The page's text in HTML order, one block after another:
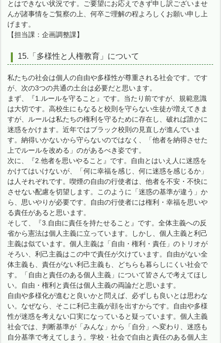
とはできない状況です。ご要望にお応えできず申し訳ございませ
んが諸事情をご覧察の上、何卒ご理解の程よろしくお願い申し上
げます。
【担当課：企画調整課】
15.「多様性と人権教育」について
私たちの社会は個人の自由や多様性が尊重される社会です。です
が、次の3つの共通の土台は必要だと思います。
まず、『1.ルールを守ること』です。当たり前ですが、規範意識
は大切です。高校生にもなると校則を守らない生徒が増えてきま
すが、ルールは私たちの権利を守るために存在し、破れば誰かに
迷惑をかけます。近年ではブラック校則の見直しが進んでいま
す。納得いかないから守らないのではなく、「他者を納得させた
上でルールを改める」のがあるべき姿です。
次に、『2.他者を思いやること』です。自由とはいえ人に迷惑を
かけてはいけないが、「何に幸福を感じ、何に迷惑を感じるか」
は人それぞれです。喫煙の自由の行使者は、他者を不安・不快に
させない配慮を切望します。このように「迷惑の基準が違う」か
ら、思いやりが必要です。自由の行使者には権利・幸福を思いや
る責任があると思います。
そして、『3.自由に責任を持たせること』です。全体主義への反
省から憲法は個人主義に立っています。しかし、個人主義と利己
主義は似ています。個人主義は「自由・権利・責任」のトリオが
そろい、利己主義はこの中で責任が欠けています。自由がない全
体主義も、責任がない利己主義も、どちらも暮らしにくい社会で
す。「自由と責任のある個人主義」について皆さんで考えてほし
い。自由・権利と責任は個人主義の両論だと思います。
自由や多様化が進むと良いかと問えば、必ずしも良いとは思わな
い。なぜなら、そこに利己主義が顔を出すからです。自由や多様
性が迷惑を考えない口実になっていると疑っています。個人主義
社会では、判断基準が「みんな」から「自分」へ変わり、迷惑も
自分基準で考えてしまう。学校・社会で自由と責任のある個人主